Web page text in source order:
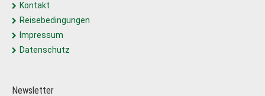
Kontakt
Reisebedingungen
Impressum
Datenschutz
Newsletter